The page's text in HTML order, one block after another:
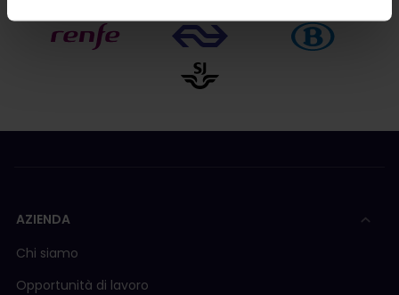
AZIENDA
Chi siamo
Opportunità di lavoro